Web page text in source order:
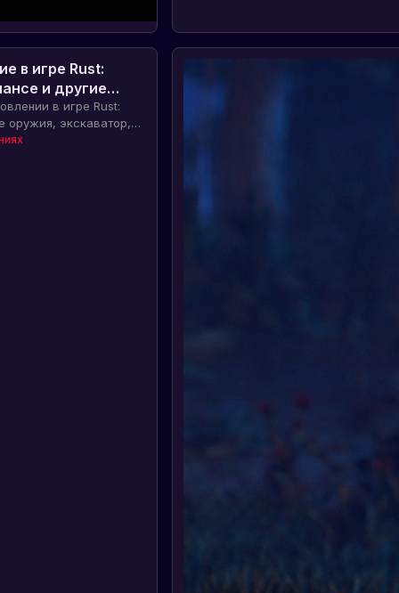
в игре Rust:
и другие
в игре Rust:
оружия, экскаватор,
и другие